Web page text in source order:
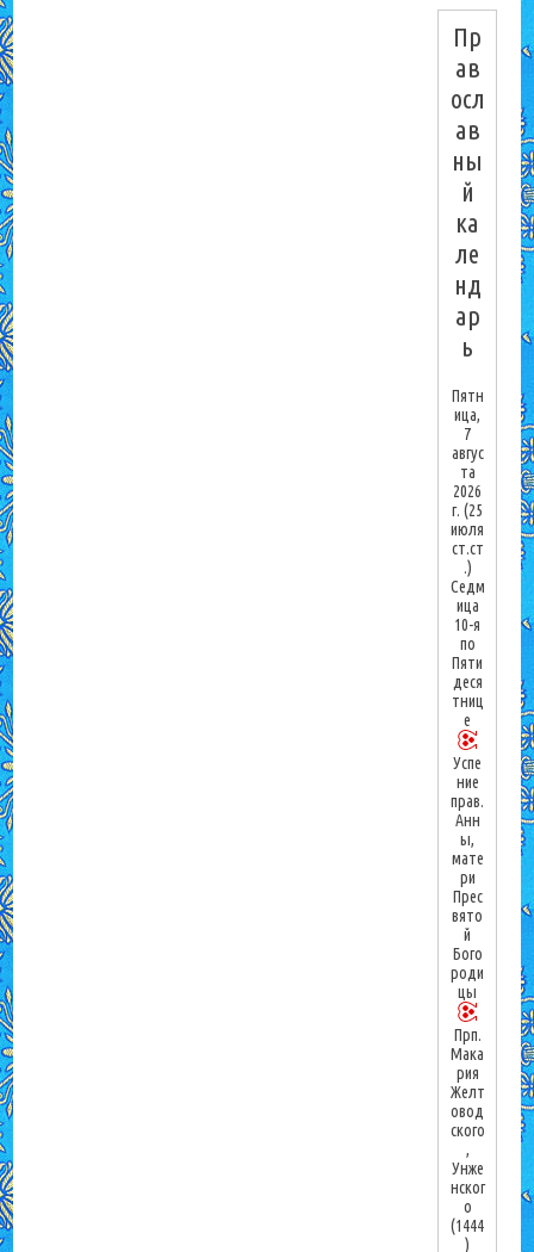
Пр
ав
осл
ав
ны
й
ка
ле
нд
ар
ь
Пятн
ица,
7
авгус
та
2026
г.(25
июля
ст.ст
.)
Седм
ица
10-я
по
Пяти
деся
тниц
е
Успе
ние
прав.
Анн
ы,
мате
ри
Прес
вято
й
Бого
роди
цы
Прп.
Мака
рия
Желт
овод
ского
,
Унже
нског
о
(1444
)